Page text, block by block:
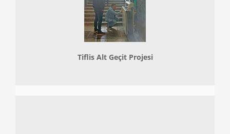
Tiflis Alt Geçit Projesi